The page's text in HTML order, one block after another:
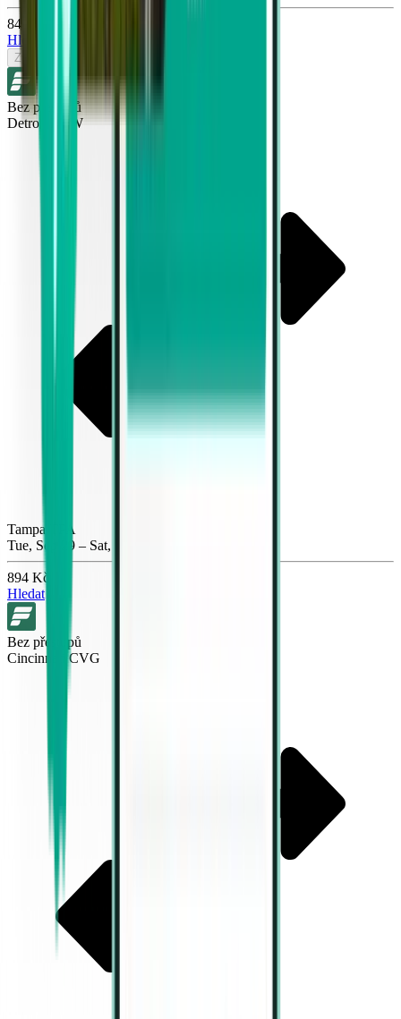
846 Kč
Hledat
Zpáteční
Bez přestupů
Detroit DTW
Tampa TPA
Tue, Sep 29 – Sat, Oct 3
894 Kč
Hledat
Bez přestupů
Cincinnati CVG